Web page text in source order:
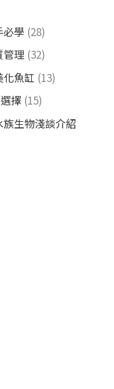
必學 (28)
管理 (32)
化魚缸 (13)
擇 (15)
生物淺談介紹